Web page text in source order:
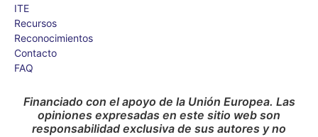
ITE
Recursos
Reconocimientos
Contacto
FAQ
Financiado con el apoyo de la Unión Europea. Las
opiniones expresadas en este sitio web son
responsabilidad exclusiva de sus autores y no